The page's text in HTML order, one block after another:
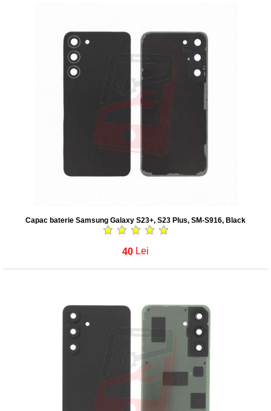
Capac baterie Samsung Galaxy S23+, S23 Plus, SM-S916, Black
40 Lei